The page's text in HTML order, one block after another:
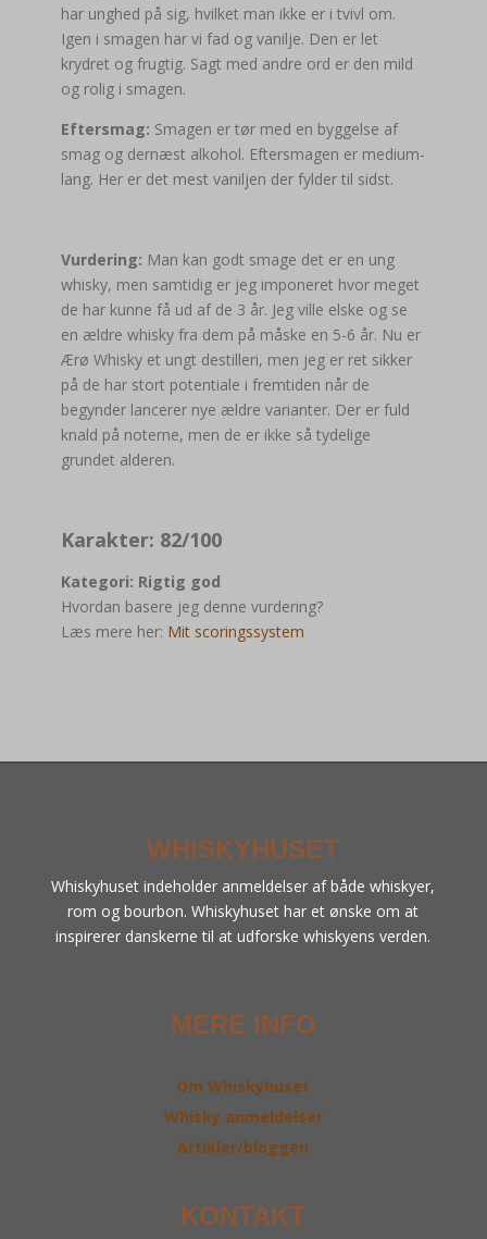
har unghed på sig, hvilket man ikke er i tvivl om.
Igen i smagen har vi fad og vanilje. Den er let
krydret og frugtig. Sagt med andre ord er den mild
og rolig i smagen.
Eftersmag: Smagen er tør med en byggelse af
smag og dernæst alkohol. Eftersmagen er medium-
lang. Her er det mest vaniljen der fylder til sidst.
Vurdering: Man kan godt smage det er en ung
whisky, men samtidig er jeg imponeret hvor meget
de har kunne få ud af de 3 år. Jeg ville elske og se
en ældre whisky fra dem på måske en 5-6 år. Nu er
Ærø Whisky et ungt destilleri, men jeg er ret sikker
på de har stort potentiale i fremtiden når de
begynder lancerer nye ældre varianter. Der er fuld
knald på noterne, men de er ikke så tydelige
grundet alderen.
Karakter: 82/100
Kategori: Rigtig god
Hvordan basere jeg denne vurdering?
Læs mere her: Mit scoringssystem
WHISKYHUSET
Whiskyhuset indeholder anmeldelser af både whiskyer,
rom og bourbon. Whiskyhuset har et ønske om at
inspirerer danskerne til at udforske whiskyens verden.
MERE INFO
Om Whiskyhuset
Whisky anmeldelser
Artikler/bloggen
KONTAKT